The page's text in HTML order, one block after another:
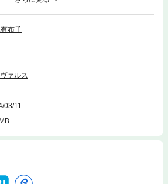
の日記、行方不明だったライフルが見つかる
いた、驚愕の真犯人とは―。
布子
ァルス
03/11